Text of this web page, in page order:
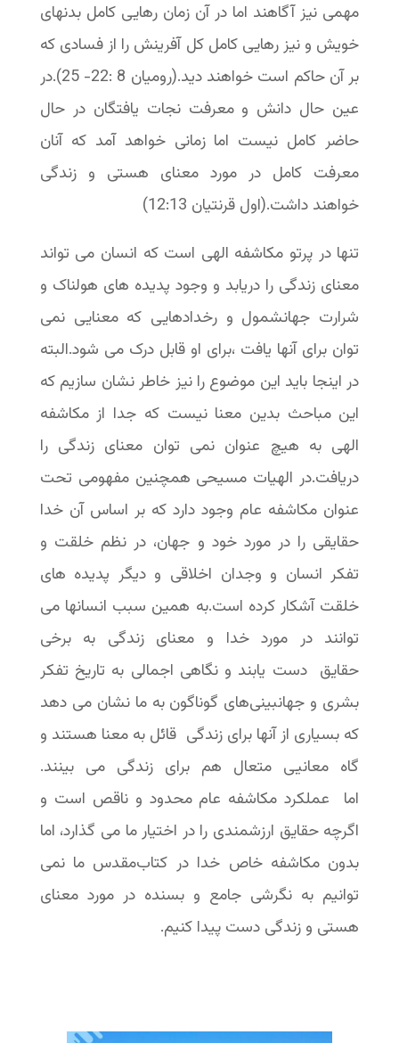
مهمی نیز آگاهند اما در آن زمان رهایی کامل بدنهای
خویش و نیز رهایی کامل کل آفرینش را از فسادی که
بر آن حاکم است خواهند دید.(رومیان 8 :22- 25).در
عین حال دانش و معرفت نجات یافتگان در حال
حاضر کامل نیست اما زمانی خواهد آمد که آنان
معرفت کامل در مورد معنای هستی و زندگی
خواهند داشت.(اول قرنتیان 12:13)
تنها در پرتو مکاشفه الهی است که انسان می تواند
معنای زندگی را دریابد و وجود پدیده های هولناک و
شرارت جهانشمول و رخدادهایی که معنایی نمی
توان برای آنها یافت ،برای او قابل درک می شود.البته
در اینجا باید این موضوع را نیز خاطر نشان سازیم که
این مباحث بدین معنا نیست که جدا از مکاشفه
الهی به هیچ عنوان نمی توان معنای زندگی را
دریافت.در الهیات مسیحی همچنین مفهومی تحت
عنوان مکاشفه عام وجود دارد که بر اساس آن خدا
حقایقی را در مورد خود و جهان، در نظم خلقت و
تفکر انسان و وجدان اخلاقی و دیگر پدیده های
خلقت آشکار کرده است.به همین سبب انسانها می
توانند در مورد خدا و معنای زندگی به برخی
حقایق دست یابند و نگاهی اجمالی به تاریخ تفکر
بشری و جهانبینی‌های گوناگون به ما نشان می دهد
که بسیاری از آنها برای زندگی قائل به معنا هستند و
گاه معانیی متعال هم برای زندگی می بینند.
اما عملکرد مکاشفه عام محدود و ناقص است و
اگرچه حقایق ارزشمندی را در اختیار ما می گذارد، اما
بدون مکاشفه خاص خدا در کتاب‌مقدس ما نمی
توانیم به نگرشی جامع و بسنده در مورد معنای
هستی و زندگی دست پیدا کنیم.